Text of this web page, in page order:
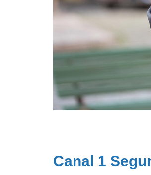
Canal 1